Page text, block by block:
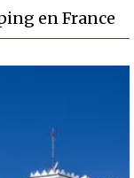
en France